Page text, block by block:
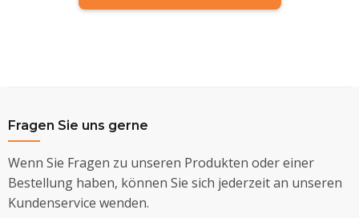
Fragen Sie uns gerne
Wenn Sie Fragen zu unseren Produkten oder einer
Bestellung haben, können Sie sich jederzeit an unseren
Kundenservice wenden.